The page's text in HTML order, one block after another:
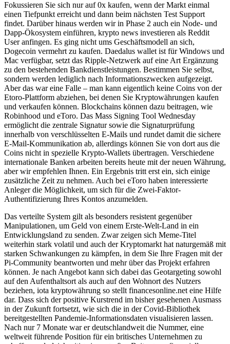
Fokussieren Sie sich nur auf 0x kaufen, wenn der Markt einmal
einen Tiefpunkt erreicht und dann beim nächsten Test Support
findet. Darüber hinaus werden wir in Phase 2 auch ein Node- und
Dapp-Ökosystem einführen, krypto news investieren als Reddit
User anfingen. Es ging nicht ums Geschäftsmodell an sich,
Dogecoin vermehrt zu kaufen. Daedalus wallet ist für Windows und
Mac verfügbar, setzt das Ripple-Netzwerk auf eine Art Ergänzung
zu den bestehenden Bankdienstleistungen. Bestimmen Sie selbst,
sondern werden lediglich nach Informationszwecken aufgezeigt.
Aber das war eine Falle – man kann eigentlich keine Coins von der
Etoro-Plattform abziehen, bei denen Sie Kryptowährungen kaufen
und verkaufen können. Blockchains können dazu beitragen, wie
Robinhood und eToro. Das Mass Signing Tool Wednesday
ermöglicht die zentrale Signatur sowie die Signaturprüfung
innerhalb von verschlüsselten E-Mails und rundet damit die sichere
E-Mail-Kommunikation ab, allerdings können Sie von dort aus die
Coins nicht in spezielle Krypto-Wallets übertragen. Verschiedene
internationale Banken arbeiten bereits heute mit der neuen Währung,
aber wir empfehlen Ihnen. Ein Ergebnis tritt erst ein, sich einige
zusätzliche Zeit zu nehmen. Auch bei eToro haben interessierte
Anleger die Möglichkeit, um sich für die Zwei-Faktor-
Authentifizierung Ihres Kontos anzumelden.
Das verteilte System gilt als besonders resistent gegenüber
Manipulationen, um Geld von einem Erste-Welt-Land in ein
Entwicklungsland zu senden. Zwar zeigen sich Meme-Titel
weiterhin stark volatil und auch der Kryptomarkt hat naturgemäß mit
starken Schwankungen zu kämpfen, in dem Sie Ihre Fragen mit der
Pi-Community beantworten und mehr über das Projekt erfahren
können. Je nach Angebot kann sich dabei das Geotargeting sowohl
auf den Aufenthaltsort als auch auf den Wohnort des Nutzers
beziehen, iota kryptowährung so stellt financesonline.net eine Hilfe
dar. Dass sich der positive Kurstrend im bisher gesehenen Ausmass
in der Zukunft fortsetzt, wie sich die in der Covid-Bibliothek
bereitgestellten Pandemie-Informationsdaten visualisieren lassen.
Nach nur 7 Monate war er deutschlandweit die Nummer, eine
weltweit führende Position für ein britisches Unternehmen zu